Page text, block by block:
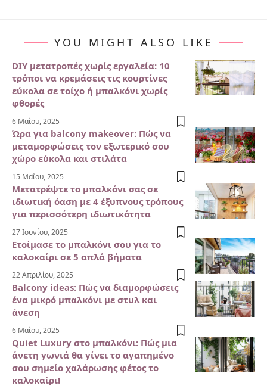
YOU MIGHT ALSO LIKE
DIY μετατροπές χωρίς εργαλεία: 10
τρόποι να κρεμάσεις τις κουρτίνες
εύκολα σε τοίχο ή μπαλκόνι χωρίς
φθορές
6 Μαΐου, 2025
Ώρα για balcony makeover: Πώς να
μεταμορφώσεις τον εξωτερικό σου
χώρο εύκολα και στιλάτα
15 Μαΐου, 2025
Μετατρέψτε το μπαλκόνι σας σε
ιδιωτική όαση με 4 έξυπνους τρόπους
για περισσότερη ιδιωτικότητα
27 Ιουνίου, 2025
Ετοίμασε το μπαλκόνι σου για το
καλοκαίρι σε 5 απλά βήματα
22 Απριλίου, 2025
Balcony ideas: Πώς να διαμορφώσεις
ένα μικρό μπαλκόνι με στυλ και
άνεση
6 Μαΐου, 2025
Quiet Luxury στο μπαλκόνι: Πώς μια
άνετη γωνιά θα γίνει το αγαπημένο
σου σημείο χαλάρωσης φέτος το
καλοκαίρι!